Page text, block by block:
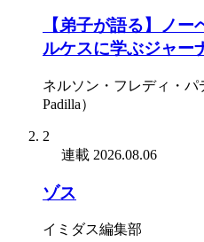
【弟子が語る】ノ
ルケスに学ぶジャー
ネルソン・フレディ・パ
Padilla）
2
連載 2026.08.06
ゾス
イミダス編集部